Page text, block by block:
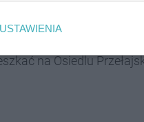
w stanie deweloperskim.
aby stworzyć
na Osiedlu
USTAWIENIA